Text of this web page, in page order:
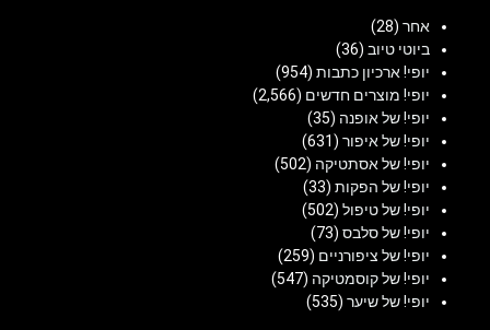
אחר (28)
ביוטי טיוב (36)
יופי! ארכיון כתבות (954)
יופי! מוצרים חדשים (2,566)
יופי! של אופנה (35)
יופי! של איפור (631)
יופי! של אסתטיקה (502)
יופי! של הפקות (33)
יופי! של טיפול (502)
יופי! של סלבס (73)
יופי! של ציפורניים (259)
יופי! של קוסמטיקה (547)
יופי! של שיער (535)